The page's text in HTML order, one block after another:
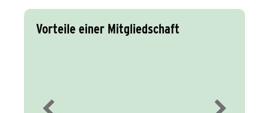
Vorteile einer Mitgliedschaft